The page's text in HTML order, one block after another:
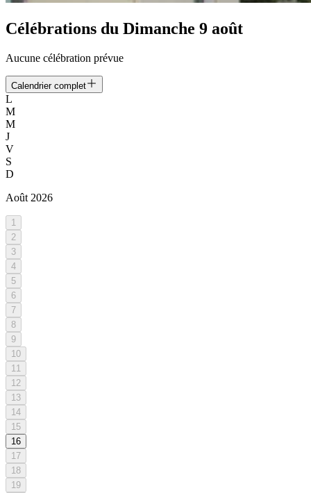
Célébrations du Dimanche 9 août
Aucune célébration prévue
Calendrier complet
L
M
M
J
V
S
D
Août 2026
1
2
3
4
5
6
7
8
9
10
11
12
13
14
15
16
17
18
19